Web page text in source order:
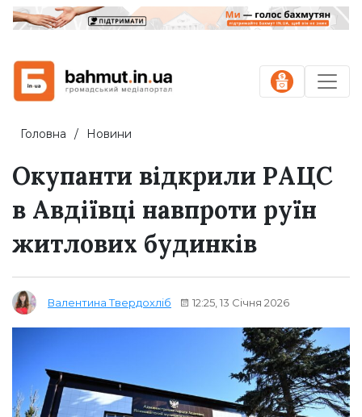
Головна Новини
Окупанти відкрили РАЦС
в Авдіївці навпроти руїн
житлових будинків
Валентина Твердохліб 12:25, 13 Січня 2026